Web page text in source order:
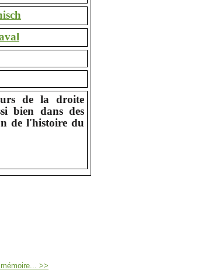
de la droite
bien dans des
de l'histoire du
>>